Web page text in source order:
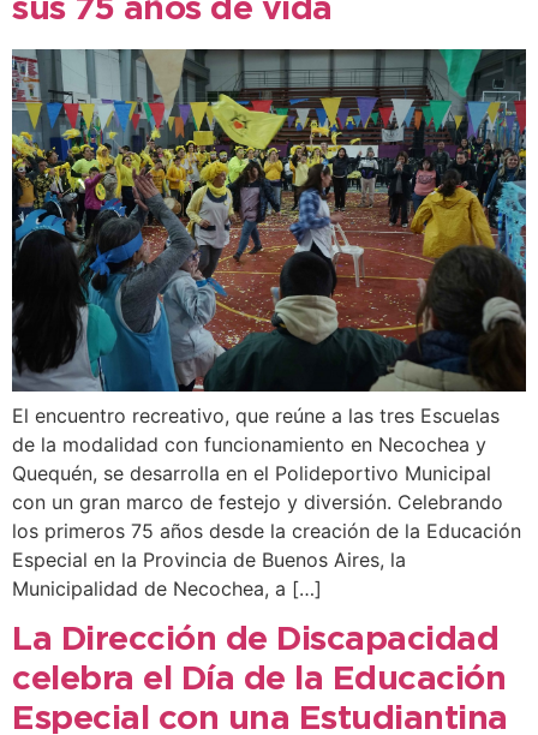
sus 75 años de vida
El encuentro recreativo, que reúne a las tres Escuelas
de la modalidad con funcionamiento en Necochea y
Quequén, se desarrolla en el Polideportivo Municipal
con un gran marco de festejo y diversión. Celebrando
los primeros 75 años desde la creación de la Educación
Especial en la Provincia de Buenos Aires, la
Municipalidad de Necochea, a […]
La Dirección de Discapacidad
celebra el Día de la Educación
Especial con una Estudiantina